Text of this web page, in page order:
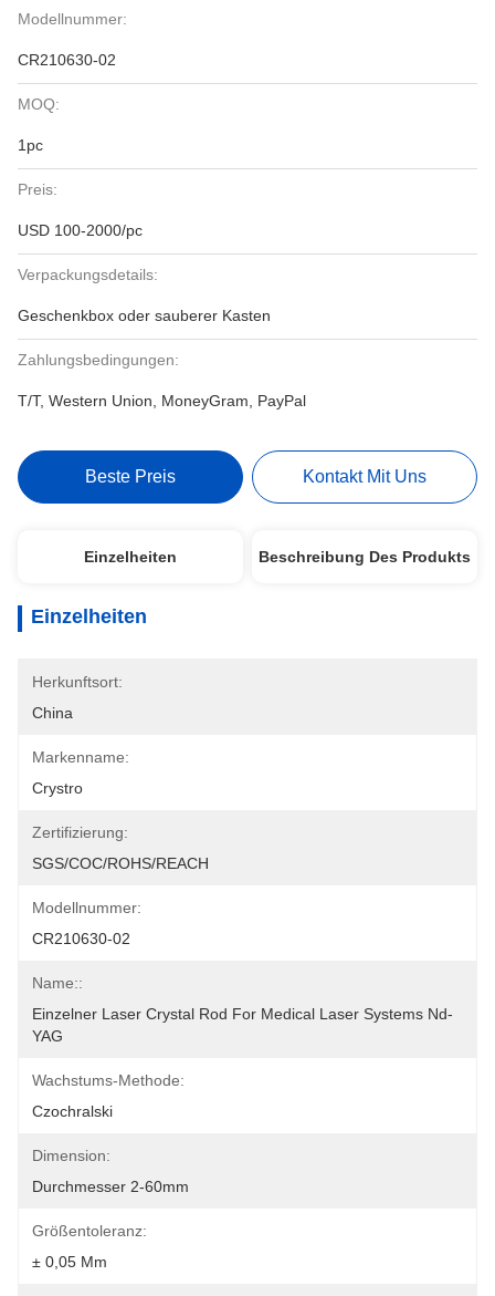
Modellnummer:
CR210630-02
MOQ:
1pc
Preis:
USD 100-2000/pc
Verpackungsdetails:
Geschenkbox oder sauberer Kasten
Zahlungsbedingungen:
T/T, Western Union, MoneyGram, PayPal
Beste Preis Kontakt Mit Uns
Einzelheiten Beschreibung Des Produkts
Einzelheiten
Herkunftsort:
China
Markenname:
Crystro
Zertifizierung:
SGS/COC/ROHS/REACH
Modellnummer:
CR210630-02
Name::
Einzelner Laser Crystal Rod For Medical Laser Systems Nd-
YAG
Wachstums-Methode:
Czochralski
Dimension:
Durchmesser 2-60mm
Größentoleranz:
± 0,05 Mm